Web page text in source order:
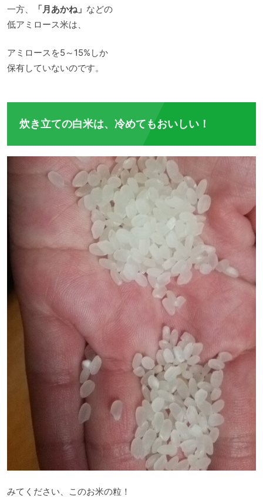
一方、 「月あかね」 などの
低アミロース米は、
アミロースを5～15%しか
保有していないのです。
炊き立ての白米は、冷めてもおいしい！
みてください、このお米の粒！